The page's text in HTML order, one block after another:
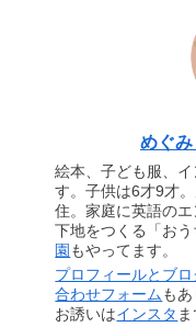
めぐみ
絵本、子ども服、
す。子供は6才9才
住。家庭に英語の
下地をつくる「お
園 もやってます。
プロフィールとブ
合わせフォームも
お誘いはインスタ